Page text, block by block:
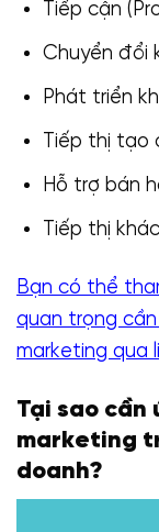
Tiếp cận
Chuyển đổi
Phát triển
Tiếp thị tạo
Hỗ trợ bán
Tiếp thị
Bạn có thể
quan trọng
marketing qua
Tại sao cần
marketing
doanh?